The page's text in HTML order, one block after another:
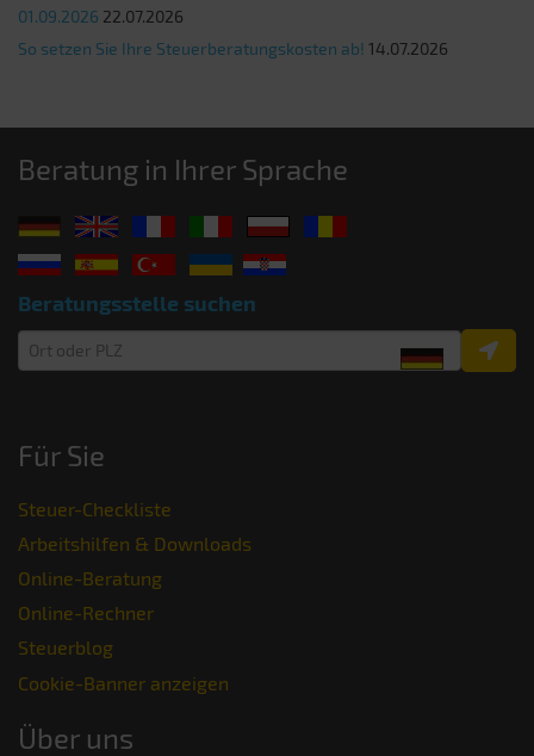
01.09.2026 22.07.2026
So setzen Sie Ihre Steuerberatungskosten ab! 14.07.2026
Beratung in Ihrer Sprache
Beratungsstelle suchen
Für Sie
Steuer-Checkliste
Arbeitshilfen & Downloads
Online-Beratung
Online-Rechner
Steuerblog
Cookie-Banner anzeigen
Über uns